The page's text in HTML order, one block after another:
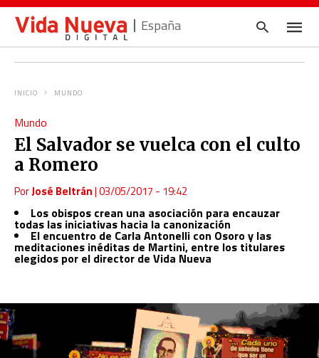
España
y
INICIO MUNDO
Mundo
El Salvador se vuelca con el culto
a Romero
PorJosé Beltrán|03/05/2017 - 19:42
Los obispos crean una asociación para encauzar
todas las iniciativas hacia la canonización
El encuentro de Carla Antonelli con Osoro y las
meditaciones inéditas de Martini, entre los titulares
elegidos por el director de Vida Nueva